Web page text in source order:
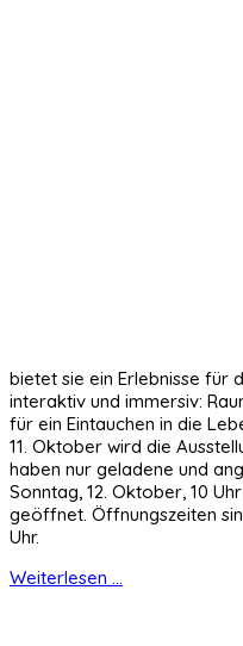
bietet sie ein Erlebnisse für
interaktiv und immersiv:
für ein Eintauchen in die
11. Oktober wird die
haben nur geladene und
Sonntag, 12. Oktober, 10
geöffnet. Öffnungszeiten
Uhr.
Weiterlesen ...